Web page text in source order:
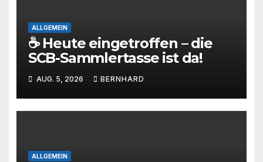
ALLGEMEIN
☕ Heute eingetroffen – die
SCB-Sammlertasse ist da!
AUG. 5, 2026 BERNHARD
ALLGEMEIN